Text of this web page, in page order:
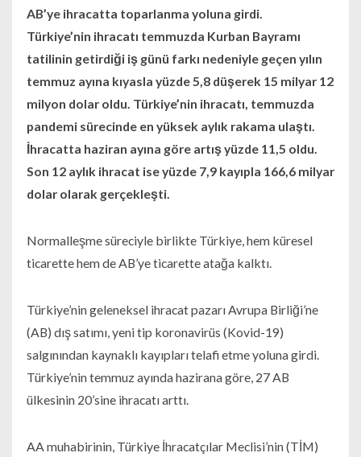
AB’ye ihracatta toparlanma yoluna girdi.
Türkiye’nin ihracatı temmuzda Kurban Bayramı
tatilinin getirdiği iş günü farkı nedeniyle geçen yılın
temmuz ayına kıyasla yüzde 5,8 düşerek 15 milyar 12
milyon dolar oldu. Türkiye’nin ihracatı, temmuzda
pandemi sürecinde en yüksek aylık rakama ulaştı.
İhracatta haziran ayına göre artış yüzde 11,5 oldu.
Son 12 aylık ihracat ise yüzde 7,9 kayıpla 166,6 milyar
dolar olarak gerçekleşti.
Normalleşme süreciyle birlikte Türkiye, hem küresel
ticarette hem de AB’ye ticarette atağa kalktı.
Türkiye’nin geleneksel ihracat pazarı Avrupa Birliği’ne
(AB) dış satımı, yeni tip koronavirüs (Kovid-19)
salgınından kaynaklı kayıpları telafi etme yoluna girdi.
Türkiye’nin temmuz ayında hazirana göre, 27 AB
ülkesinin 20’sine ihracatı arttı.
AA muhabirinin, Türkiye İhracatçılar Meclisi’nin (TİM)